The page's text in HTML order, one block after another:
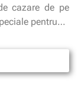
cazare de pe
pentru…